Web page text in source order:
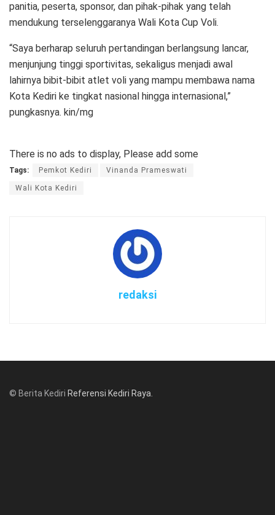
panitia, peserta, sponsor, dan pihak-pihak yang telah
mendukung terselenggaranya Wali Kota Cup Voli.
“Saya berharap seluruh pertandingan berlangsung lancar,
menjunjung tinggi sportivitas, sekaligus menjadi awal
lahirnya bibit-bibit atlet voli yang mampu membawa nama
Kota Kediri ke tingkat nasional hingga internasional,”
pungkasnya. kin/mg
There is no ads to display, Please add some
Tags: Pemkot Kediri Vinanda Prameswati
Wali Kota Kediri
redaksi
© Berita Kediri Referensi Kediri Raya.